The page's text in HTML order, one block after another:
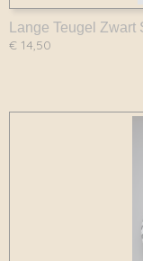
Lange Teugel
€ 14,50